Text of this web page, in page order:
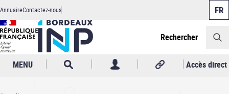
Aller
au
contenu
principal
Header
AnnuaireContactez-nous
Rechercher
MENU Accès direct
Panneau de gestion des cookies